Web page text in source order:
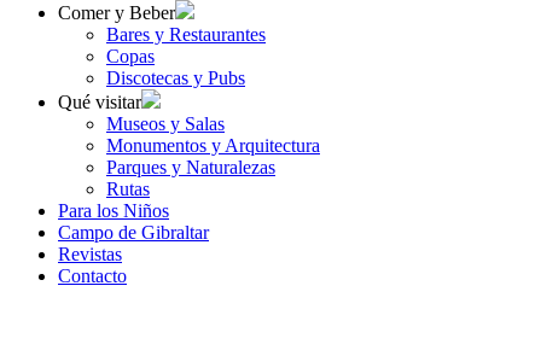
Comer y Beber
Bares y Restaurantes
Copas
Discotecas y Pubs
Qué visitar
Museos y Salas
Monumentos y Arquitectura
Parques y Naturalezas
Rutas
Para los Niños
Campo de Gibraltar
Revistas
Contacto